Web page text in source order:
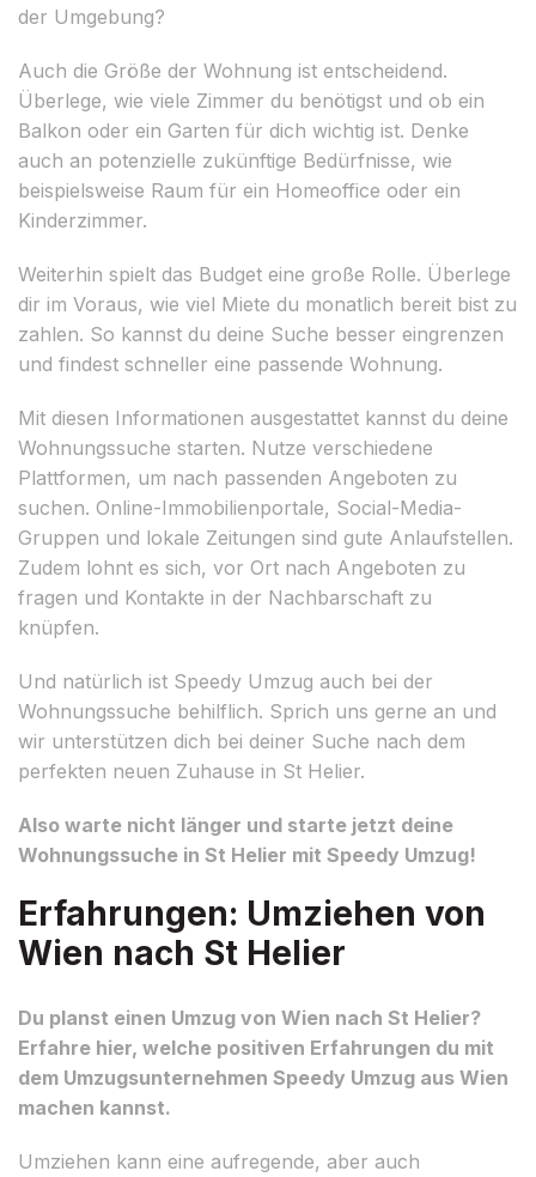
der Umgebung?
Auch die Größe der Wohnung ist entscheidend.
Überlege, wie viele Zimmer du benötigst und ob ein
Balkon oder ein Garten für dich wichtig ist. Denke
auch an potenzielle zukünftige Bedürfnisse, wie
beispielsweise Raum für ein Homeoffice oder ein
Kinderzimmer.
Weiterhin spielt das Budget eine große Rolle. Überlege
dir im Voraus, wie viel Miete du monatlich bereit bist zu
zahlen. So kannst du deine Suche besser eingrenzen
und findest schneller eine passende Wohnung.
Mit diesen Informationen ausgestattet kannst du deine
Wohnungssuche starten. Nutze verschiedene
Plattformen, um nach passenden Angeboten zu
suchen. Online-Immobilienportale, Social-Media-
Gruppen und lokale Zeitungen sind gute Anlaufstellen.
Zudem lohnt es sich, vor Ort nach Angeboten zu
fragen und Kontakte in der Nachbarschaft zu
knüpfen.
Und natürlich ist Speedy Umzug auch bei der
Wohnungssuche behilflich. Sprich uns gerne an und
wir unterstützen dich bei deiner Suche nach dem
perfekten neuen Zuhause in St Helier.
Also warte nicht länger und starte jetzt deine
Wohnungssuche in St Helier mit Speedy Umzug!
Erfahrungen: Umziehen von
Wien nach St Helier
Du planst einen Umzug von Wien nach St Helier?
Erfahre hier, welche positiven Erfahrungen du mit
dem Umzugsunternehmen Speedy Umzug aus Wien
machen kannst.
Umziehen kann eine aufregende, aber auch